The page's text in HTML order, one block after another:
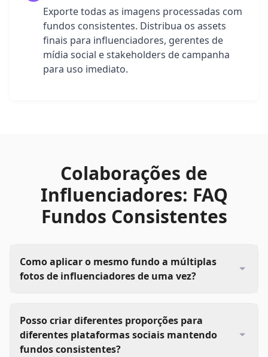
Exporte todas as imagens processadas com
fundos consistentes. Distribua os assets
finais para influenciadores, gerentes de
mídia social e stakeholders de campanha
para uso imediato.
Colaborações de
Influenciadores: FAQ
Fundos Consistentes
Como aplicar o mesmo fundo a múltiplas
fotos de influenciadores de uma vez?
Posso criar diferentes proporções para
diferentes plataformas sociais mantendo
fundos consistentes?